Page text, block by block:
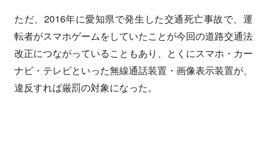
ただ、2016年に愛知県で発生した交通死亡事故で、運
転者がスマホゲームをしていたことが今回の道路交通法
改正につながっていることもあり、とくにスマホ・カー
ナビ・テレビといった無線通話装置・画像表示装置が、
違反すれば厳罰の対象になった。